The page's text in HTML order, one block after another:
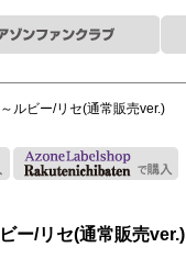
ルビー/リセ(通常販売ver.)
ー/リセ(通常販売ver.)